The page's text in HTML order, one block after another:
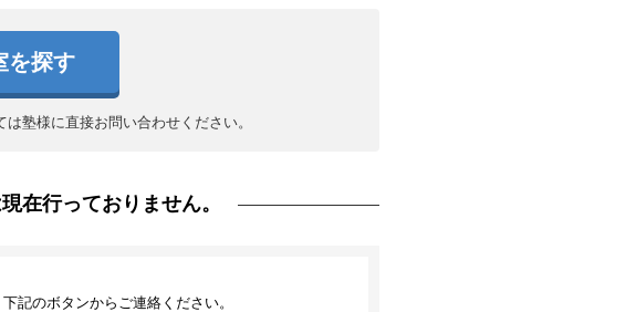
を探す
塾様に直接お問い合わせください。
在行っておりません。
記のボタンからご連絡ください。